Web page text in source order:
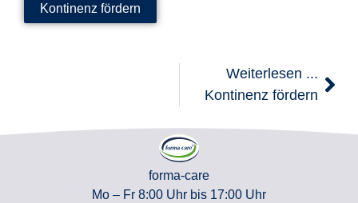
Kontinenz fördern
Weiterlesen ...
Kontinenz fördern
forma-care
Mo – Fr 8:00 Uhr bis 17:00 Uhr